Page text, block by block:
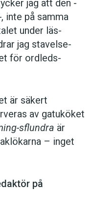
jag att den
, inte på samma
under läs­
jag stavelse­
för ordleds­
är säkert
av gatu­köket
sflundra är
– inget
på